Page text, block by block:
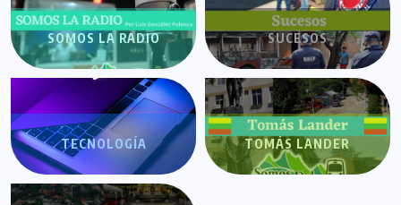
SOMOS LA RADIO SUCESOS
TECNOLOGÍA TOMÁS LANDER